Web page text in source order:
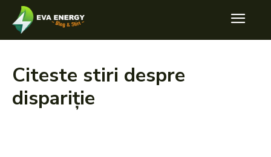
Citeste stiri despre
dispariție